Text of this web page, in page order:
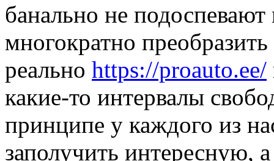
банально не
многократно
реально https://proauto.ee/
какие-то интервалы
принципе у каждого из
заполучить